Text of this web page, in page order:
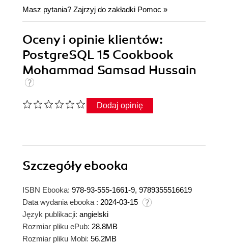
Masz pytania? Zajrzyj do zakładki Pomoc »
Oceny i opinie klientów:
PostgreSQL 15 Cookbook
Mohammad Samsad Hussain
Dodaj opinię
Szczegółyebooka
ISBN Ebooka: 978-93-555-1661-9, 9789355516619
Data wydania ebooka : 2024-03-15
Język publikacji: angielski
Rozmiar pliku ePub: 28.8MB
Rozmiar pliku Mobi: 56.2MB